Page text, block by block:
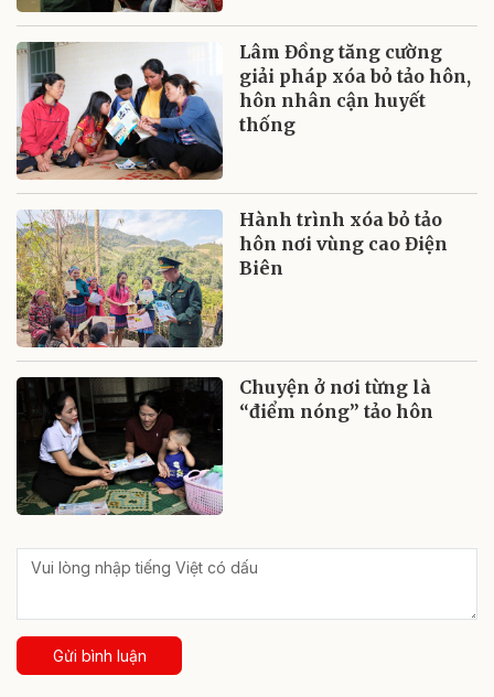
Lâm Đồng tăng cường
giải pháp xóa bỏ tảo hôn,
hôn nhân cận huyết
thống
Hành trình xóa bỏ tảo
hôn nơi vùng cao Điện
Biên
Chuyện ở nơi từng là
“điểm nóng” tảo hôn
Gửi bình luận